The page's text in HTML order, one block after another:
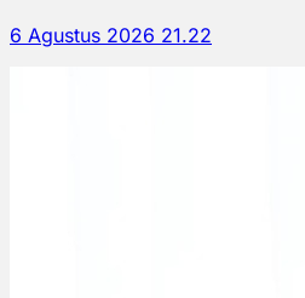
6 Agustus 2026 21.22